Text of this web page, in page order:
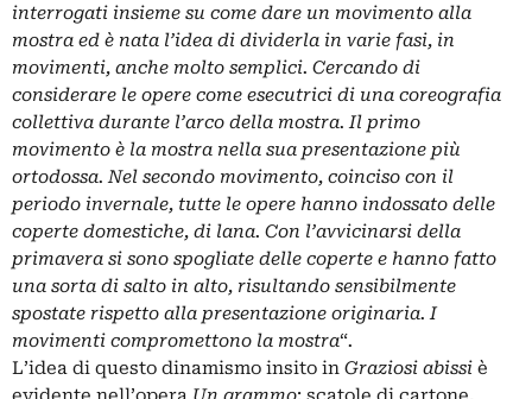
interrogati insieme su come dare un movimento alla
mostra ed è nata l’idea di dividerla in varie fasi, in
movimenti, anche molto semplici. Cercando di
considerare le opere come esecutrici di una coreografia
collettiva durante l’arco della mostra. Il primo
movimento è la mostra nella sua presentazione più
ortodossa. Nel secondo movimento, coinciso con il
periodo invernale, tutte le opere hanno indossato delle
coperte domestiche, di lana. Con l’avvicinarsi della
primavera si sono spogliate delle coperte e hanno fatto
una sorta di salto in alto, risultando sensibilmente
spostate rispetto alla presentazione originaria. I
movimenti compromettono la mostra“.
L’idea di questo dinamismo insito in Graziosi abissi è